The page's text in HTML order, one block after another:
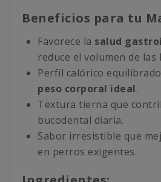
Beneficios para tu
Favorece la salud
reduce el volumen de las
Perfil calórico
peso corporal ideal.
Textura tierna que
bucodental diaria.
Sabor irresistible que
en perros exigentes.